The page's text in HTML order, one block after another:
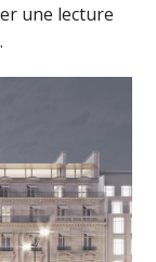
une lecture